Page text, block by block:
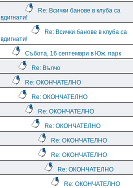
Re: Всички банове в клуба са
вдигнати!
Re: Всички банове в клуба са
вдигнати!
Събота, 16 септември в Юж. парк
Re: Вълчо
Re: ОКОНЧАТЕЛНО
Re: ОКОНЧАТЕЛНО
Re: ОКОНЧАТЕЛНО
Re: ОКОНЧАТЕЛНО
Re: ОКОНЧАТЕЛНО
Re: ОКОНЧАТЕЛНО
Re: ОКОНЧАТЕЛНО
Re: ОКОНЧАТЕЛНО